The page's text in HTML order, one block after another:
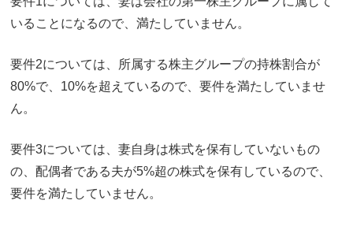
いることになるので、満たしていません。
要件2については、所属する株主グループの持株割合が
80%で、10%を超えているので、要件を満たしていませ
ん。
要件3については、妻自身は株式を保有していないもの
の、配偶者である夫が5%超の株式を保有しているので、
要件を満たしていません。